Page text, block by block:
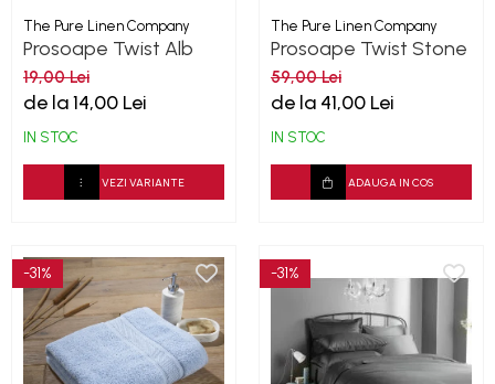
The Pure Linen Company
Prosoape Twist Alb
500GSM
19,00 Lei
de la 14,00 Lei
IN STOC
VEZI VARIANTE
The Pure Linen Company
Prosoape Twist Stone
500GSM
59,00 Lei
de la 41,00 Lei
IN STOC
ADAUGA IN COS
-31% -31%